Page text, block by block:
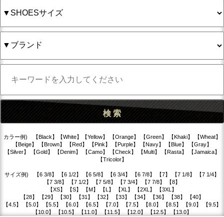
カラー例) 【Black】【White】【Yellow】 【Orange】 【Green】 【Khaki】 【Wheat】
【Beige】 【Brown】 【Red】 【Pink】 【Purple】 【Navy】 【Blue】 【Gray】
【Silver】 【Gold】 【Denim】 【Camo】 【Check】 【Multi】 【Rasta】 【Jamaica】
【Tricolor】
サイズ例) 【6 3/8】 【6 1/2】 【6 5/8】 【6 3/4】 【6 7/8】 【7】 【7 1/8】 【7 1/4】
【7 3/8】 【7 1/2】 【7 5/8】 【7 3/4】 【7 7/8】 【8】
【XS】 【S】 【M】 【L】 【XL】 【2XL】 【3XL】
【28】 【29】 【30】 【31】 【32】 【33】 【34】 【36】 【38】 【40】
【4.5】 【5.0】 【5.5】 【6.0】 【6.5】 【7.0】 【7.5】 【8.0】 【8.5】 【9.0】 【9.5】
【10.0】 【10.5】 【11.0】 【11.5】 【12.0】 【12.5】 【13.0】